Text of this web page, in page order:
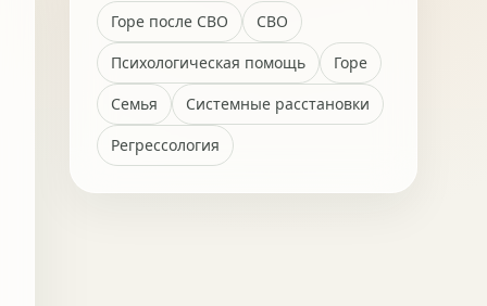
Горе после СВО
СВО
Психологическая помощь
Горе
Семья
Системные расстановки
Регрессология